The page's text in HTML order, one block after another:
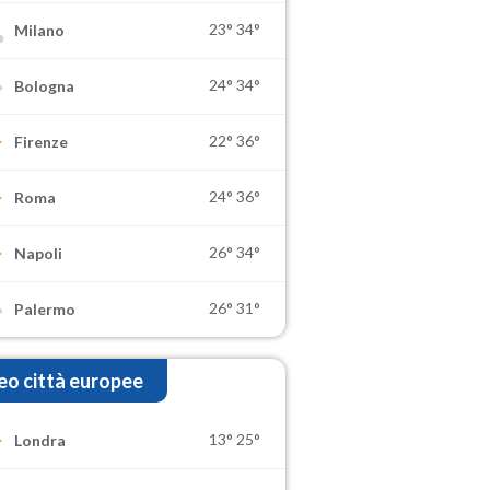
Milano 23° 34°
Bologna 24° 34°
Firenze 22° 36°
Roma 24° 36°
Napoli 26° 34°
Palermo 26° 31°
città europee
Londra 13° 25°